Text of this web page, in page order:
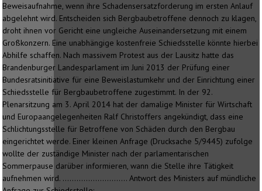
Beweisaufnahme, wenn ihre Schadensersatzforderung im ersten Anlauf
abgelehnt wird. Entscheiden sich Bergbaubetroffene dennoch zu klagen,
droht ihnen vor Gericht eine ungleiche Auseinandersetzung mit einem
Großkonzern. Eine unabhängige kostenfreie Schiedsstelle könnte hierbei
Abhilfe schaffen. Nach massivem Protest aus der Lausitz hatte das
Brandenburger Landesparlament im Juni 2013 der Prüfung einer
Bundesratsinitiative für eine Beweislastumkehr und der Einrichtung einer
Schiedsstelle für Bergbaubetroffene zugestimmt. In der 92.
Plenarsitzung am 3. April 2014 hat der damalige Minister für Wirtschaft
und Europaangelegenheiten Ralf Christoffers angekündigt, dass eine
Schlichtungsstelle für Betroffene von Schäden durch den Bergbau
eingerichtet werde. Einer kleinen Anfrage (Drucksache 5/9445) zufolge
wollte der zuständige Minister nach der parlamentarischen
Sommerpause darüber informieren, wann die Stelle ihre Tätigkeit
aufnehmen wird. ………………………. Antwort des Ministers auf mündliche